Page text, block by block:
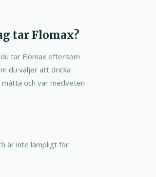
tar Flomax?
tar Flomax eftersom
du väljer att dricka
och var medveten
är inte lämpligt för